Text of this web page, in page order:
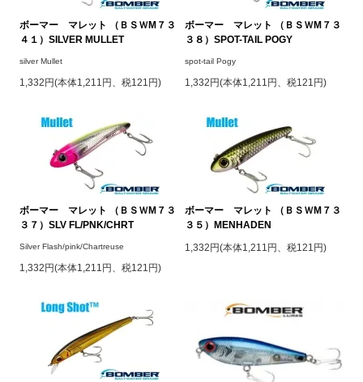
ボーマー マレット （ＢＳＷM７３
４１）SILVER MULLET
silver Mullet
1,332円(本体1,211円、税121円)
ボーマー マレット （ＢＳＷM７３
３８）SPOT-TAIL POGY
spot-tail Pogy
1,332円(本体1,211円、税121円)
ボーマー マレット （ＢＳＷM７３
３７）SLV FL/PNK/CHRT
Silver Flash/pink/Chartreuse
1,332円(本体1,211円、税121円)
ボーマー マレット （ＢＳＷM７３
３５）MENHADEN
1,332円(本体1,211円、税121円)